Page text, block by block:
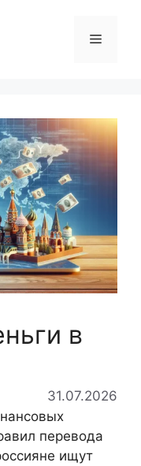
в
31.07.2026
перевода
ищут